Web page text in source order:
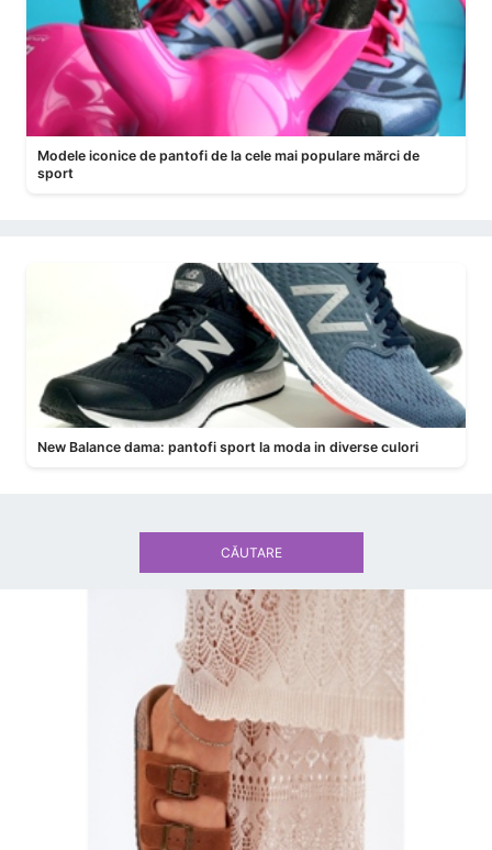
Modele iconice de pantofi de la cele mai populare mărci de
sport
New Balance dama: pantofi sport la moda in diverse culori
CĂUTARE